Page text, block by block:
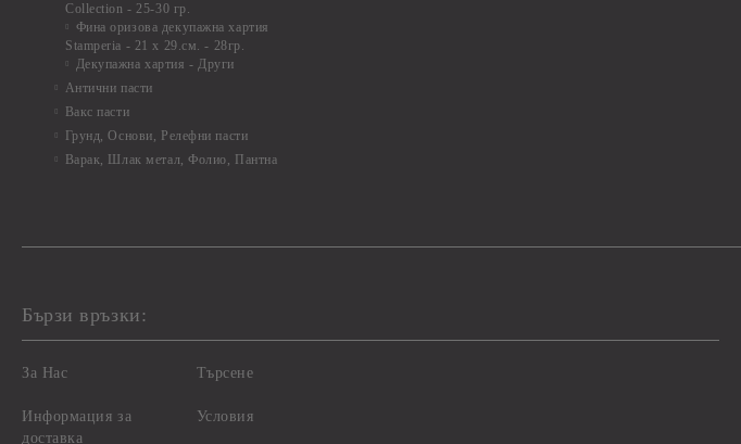
Collection - 25-30 гр.
Фина оризова декупажна хартия
Stamperia - 21 х 29.см. - 28гр.
Декупажна хартия - Други
Антични пасти
Вакс пасти
Грунд, Основи, Релефни пасти
Варак, Шлак метал, Фолио, Пантна
Бързи връзки:
За Нас
Информация за
доставка
Търсене
Условия